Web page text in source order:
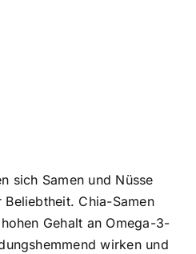
sich Samen und Nüsse
Chia-Samen
Gehalt an Omega-3-
wirken und